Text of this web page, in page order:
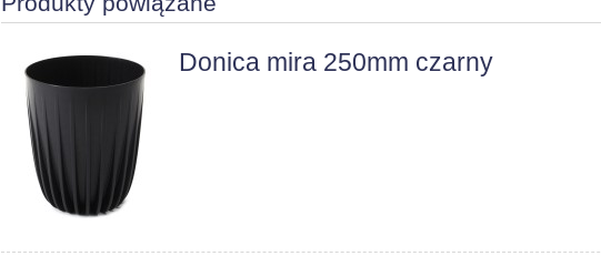
Donica mira 250mm czarny